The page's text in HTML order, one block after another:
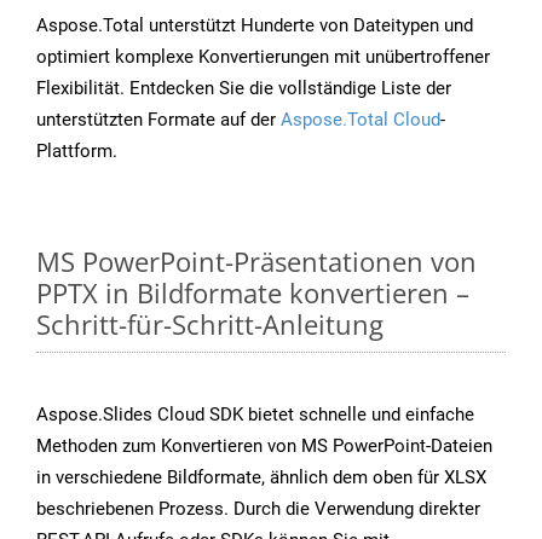
Aspose.Total unterstützt Hunderte von Dateitypen und
optimiert komplexe Konvertierungen mit unübertroffener
Flexibilität. Entdecken Sie die vollständige Liste der
unterstützten Formate auf der Aspose.Total Cloud-
Plattform.
MS PowerPoint-Präsentationen von
PPTX in Bildformate konvertieren –
Schritt-für-Schritt-Anleitung
Aspose.Slides Cloud SDK bietet schnelle und einfache
Methoden zum Konvertieren von MS PowerPoint-Dateien
in verschiedene Bildformate, ähnlich dem oben für XLSX
beschriebenen Prozess. Durch die Verwendung direkter